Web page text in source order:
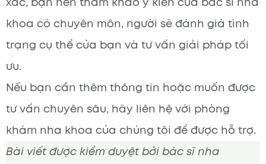
khoa có chuyên môn, người sẽ đánh giá tình
trạng cụ thể của bạn và tư vấn giải pháp tối
ưu.
Nếu bạn cần thêm thông tin hoặc muốn được
tư vấn chuyên sâu, hãy liên hệ với phòng
khám nha khoa của chúng tôi để được hỗ trợ.
Bài viết được kiểm duyệt bởi bác sĩ nha